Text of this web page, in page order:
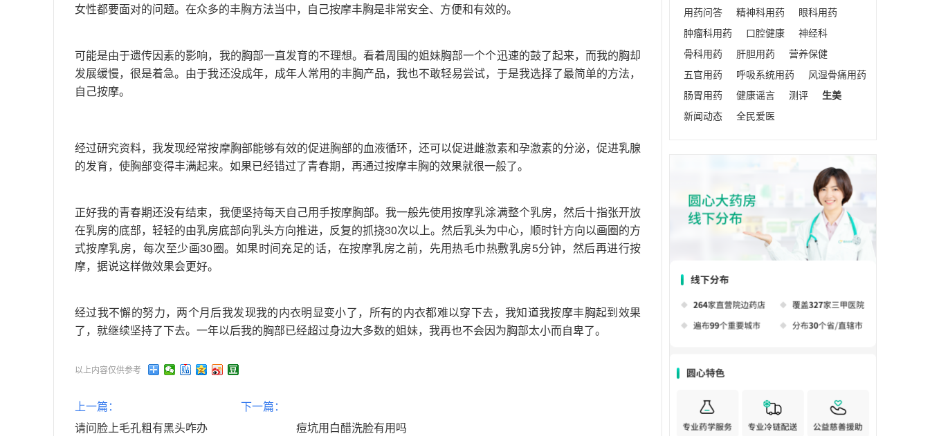
女性都要面对的问题。在众多的丰胸方法当中，自己按摩丰胸是非常安全、方便和有效的。
可能是由于遗传因素的影响，我的胸部一直发育的不理想。看着周围的姐妹胸部一个个迅速的鼓了起来，而我的胸却
发展缓慢，很是着急。由于我还没成年，成年人常用的丰胸产品，我也不敢轻易尝试，于是我选择了最简单的方法，
自己按摩。
经过研究资料，我发现经常按摩胸部能够有效的促进胸部的血液循环，还可以促进雌激素和孕激素的分泌，促进乳腺
的发育，使胸部变得丰满起来。如果已经错过了青春期，再通过按摩丰胸的效果就很一般了。
正好我的青春期还没有结束，我便坚持每天自己用手按摩胸部。我一般先使用按摩乳涂满整个乳房，然后十指张开放
在乳房的底部，轻轻的由乳房底部向乳头方向推进，反复的抓挠30次以上。然后乳头为中心，顺时针方向以画圈的方
式按摩乳房，每次至少画30圈。如果时间充足的话，在按摩乳房之前，先用热毛巾热敷乳房5分钟，然后再进行按
摩，据说这样做效果会更好。
经过我不懈的努力，两个月后我发现我的内衣明显变小了，所有的内衣都难以穿下去，我知道我按摩丰胸起到效果
了，就继续坚持了下去。一年以后我的胸部已经超过身边大多数的姐妹，我再也不会因为胸部太小而自卑了。
以上内容仅供参考
上一篇：
请问脸上毛孔粗有黑头咋办
下一篇：
痘坑用白醋洗脸有用吗
用药问答
精神科用药
眼科用药
肿瘤科用药
口腔健康
神经科
骨科用药
肝胆用药
营养保健
五官用药
呼吸系统用药
风湿骨痛用药
肠胃用药
健康谣言 测评
生美
新闻动态
全民爱医